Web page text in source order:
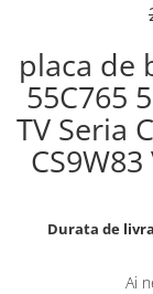
placa de
55C765
TV Seria
Durata de
Ai